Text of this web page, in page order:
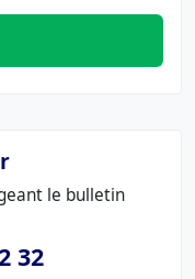
le bulletin
32